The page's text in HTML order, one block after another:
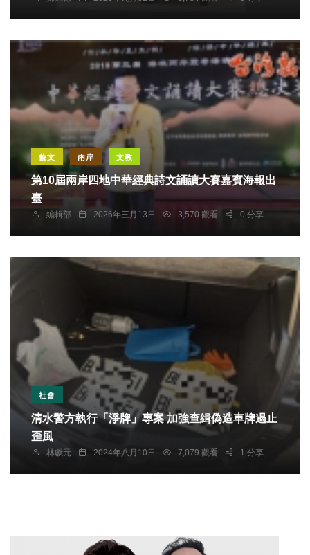
藝文 兩岸 文教
第10屆兩岸四地中華經典詩文誦讀大賽嘉賓海報出
臺
編輯部 2026年三月13日 3,570 觀看 0 分享
社會
清水警方執行「淨牌」專案 加強查緝偽造車牌遏止
歪風
林獻元 2024年八月10日 7,079 觀看 1 分享